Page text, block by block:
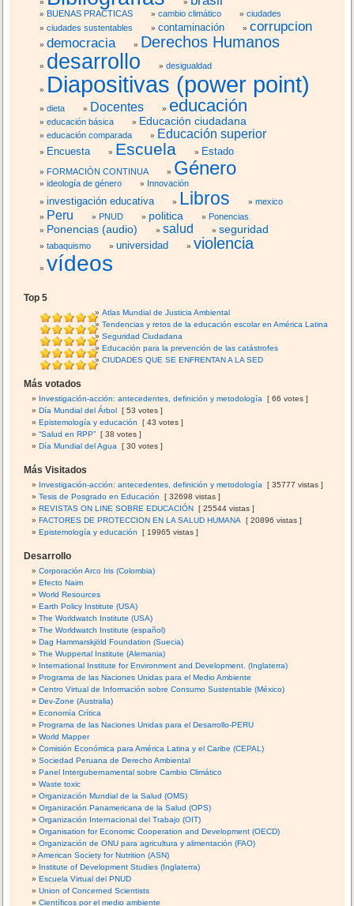
BUENAS PRACTICAS cambio climático
ciudades
ciudades sustentables
contaminación
corrupcion
democracia
Derechos Humanos
desarrollo desigualdad
Diapositivas (power point)
dieta Docentes educación
educación básica Educación ciudadana
educación comparada Educación superior
Encuesta Escuela Estado
FORMACIÓN CONTINUA Género
ideología de género Innovación
investigación educativa Libros mexico
Peru PNUD politica Ponencias
Ponencias (audio) salud seguridad
tabaquismo universidad violencia
vídeos
Top 5
Atlas Mundial de Justicia Ambiental
Tendencias y retos de la educación escolar en América Latina
Seguridad Ciudadana
Educación para la prevención de las catástrofes
CIUDADES QUE SE ENFRENTAN A LA SED
Más votados
Investigación-acción: antecedentes, definición y metodología
[ 66 votes ]
Día Mundial del Árbol [ 53 votes ]
Epistemología y educación
[ 43 votes ]
“Salud en RPP” [ 38 votes ]
Día Mundial del Agua
[ 30 votes ]
Más Visitados
Investigación-acción: antecedentes, definición y metodología
[ 35777 vistas ]
Tesis de Posgrado en Educación
[ 32698 vistas ]
REVISTAS ON LINE SOBRE EDUCACIÓN [ 25544 vistas ]
FACTORES DE PROTECCION EN LA SALUD HUMANA
[ 20896 vistas ]
Epistemología y educación
[ 19965 vistas ]
Desarrollo
Corporación Arco Iris (Colombia)
Efecto Naim
World Resources
Earth Policy Institute (USA)
The Worldwatch Institute (USA)
The Worldwatch Institute (español)
Dag Hammarskjöld Foundation (Suecia)
The Wuppertal Institute (Alemania)
International Institute for Environment and Development. (Inglaterra)
Programa de las Naciones Unidas para el Medio Ambiente
Centro Virtual de Información sobre Consumo Sustentable (México)
Dev-Zone (Australia)
Economía Crítica
Programa de las Naciones Unidas para el Desarrollo-PERU
World Mapper
Comisión Económica para América Latina y el Caribe (CEPAL)
Sociedad Peruana de Derecho Ambiental
Panel Intergubernamental sobre Cambio Climático
Waste toxic
Organización Mundial de la Salud (OMS)
Organización Panamericana de la Salud (OPS)
Organización Internacional del Trabajo (OIT)
Organisation for Economic Cooperation and Development (OECD)
Organización de ONU para agricultura y alimentación (FAO)
American Society for Nutrition (ASN)
Institute of Development Studies (Inglaterra)
Escuela Virtual del PNUD
Union of Concerned Scientists
Científicos por el medio ambiente